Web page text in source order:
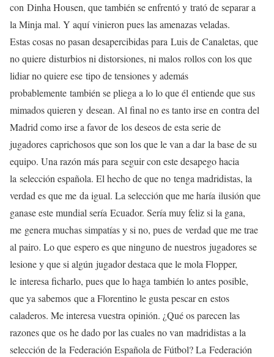
con Dinha Housen, que también se enfrentó y trató de separar a
la Minja mal. Y aquívinieron pues las amenazas veladas.
Estas cosas no pasan desapercibidas para Luis de Canaletas, que
no quiere disturbios ni distorsiones, ni malos rollos con los que
lidiar no quiere ese tipo de tensiones y además
probablemente también se pliega a lo lo que él entiende que sus
mimados quieren y desean. Al final no es tanto irse en contra del
Madrid como irse a favor de los deseos de esta serie de
jugadores caprichosos que son los que le van a darla base de su
equipo. Una razón más para seguir con este desapego hacia
la selección española. El hecho de que no tenga madridistas, la
verdad es que me da igual. La selección que me haría ilusión que
ganase este mundial sería Ecuador. Sería muy feliz si la gana,
me genera muchas simpatías y si no, pues de verdad que me trae
al pairo. Lo que espero es que ninguno de nuestros jugadores se
lesione y que si algún jugador destaca que le mola Flopper,
le interesa ficharlo, pues que lo haga también lo antes posible,
que ya sabemos que a Florentino le gusta pescar en estos
caladeros. Me interesa vuestra opinión. ¿Qué os parecen las
razones que os he dado por las cuales no van madridistas a la
selección de la Federación Española de Fútbol? La Federación